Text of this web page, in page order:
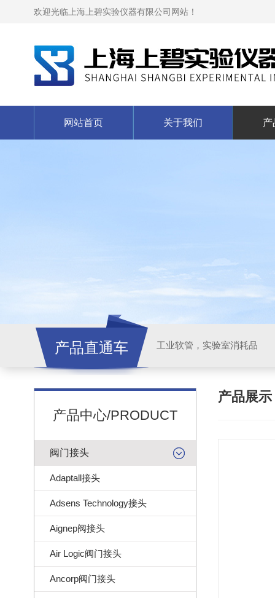
欢迎光临上海上碧实验仪器有限公司网站！
网站首页 关于我们 产
产品直通车 工业软管，实验室消耗品
产品中心/PRODUCT
阀门接头
Adaptall接头
Adsens Technology接头
Aignep阀接头
Air Logic阀门接头
Ancorp阀门接头
产品展示